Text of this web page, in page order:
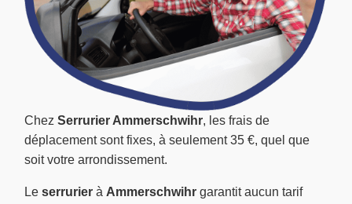
Chez Serrurier Ammerschwihr, les frais de
déplacement sont fixes, à seulement 35 €, quel que
soit votre arrondissement.
Le serrurier à Ammerschwihr garantit aucun tarif